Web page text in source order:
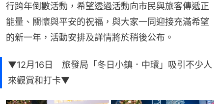
行跨年倒數活動，希望透過活動向市民與旅客傳遞正
能量、關懷與平安的祝福，與大家一同迎接充滿希望
的新一年，活動安排及詳情將於稍後公布。
▼12月16日 旅發局「冬日小鎮．中環」吸引不少人
來觀賞和打卡▼